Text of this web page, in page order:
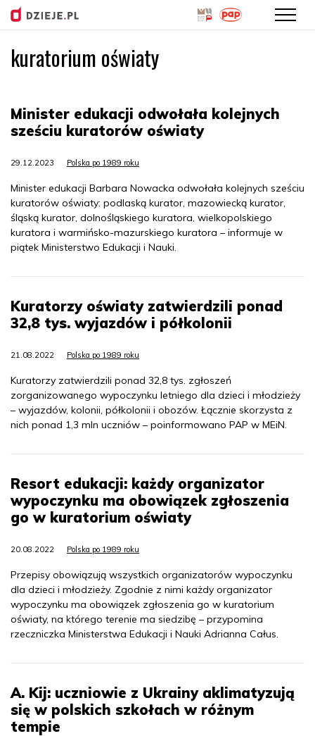
Przejdź
kuratorium oświaty
Minister edukacji odwołała kolejnych
sześciu kuratorów oświaty
29.12.2023 Polska po 1989 roku
Minister edukacji Barbara Nowacka odwołała kolejnych sześciu
kuratorów oświaty: podlaską kurator, mazowiecką kurator,
śląską kurator, dolnośląskiego kuratora, wielkopolskiego
kuratora i warmińsko-mazurskiego kuratora – informuje w
piątek Ministerstwo Edukacji i Nauki.
Kuratorzy oświaty zatwierdzili ponad
32,8 tys. wyjazdów i półkolonii
21.08.2022 Polska po 1989 roku
Kuratorzy zatwierdzili ponad 32,8 tys. zgłoszeń
zorganizowanego wypoczynku letniego dla dzieci i młodzieży
– wyjazdów, kolonii, półkolonii i obozów. Łącznie skorzysta z
nich ponad 1,3 mln uczniów – poinformowano PAP w MEiN.
Resort edukacji: każdy organizator
wypoczynku ma obowiązek zgłoszenia
go w kuratorium oświaty
20.08.2022 Polska po 1989 roku
Przepisy obowiązują wszystkich organizatorów wypoczynku
dla dzieci i młodzieży. Zgodnie z nimi każdy organizator
wypoczynku ma obowiązek zgłoszenia go w kuratorium
oświaty, na którego terenie ma siedzibę – przypomina
rzeczniczka Ministerstwa Edukacji i Nauki Adrianna Całus.
A. Kij: uczniowie z Ukrainy aklimatyzują
się w polskich szkołach w różnym
tempie